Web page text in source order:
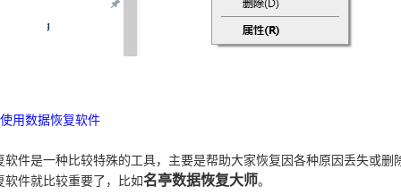
使用数据恢复软件
软件是一种比较特殊的工具，主要是帮助大家恢复因各种原因丢失或
软件就比较重要了，比如名亭数据恢复大师。